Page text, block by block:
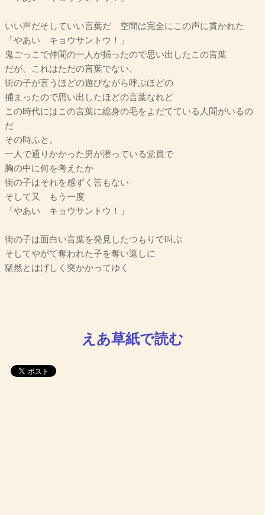
いい声だそしていい言葉だ 空間は完全にこの声に貫かれた
「やあい キョウサントウ！」
鬼ごっこで仲間の一人が捕ったので思い出したこの言葉
だが、これはただの言葉でない、
街の子が言うほどの遊びながら呼ぶほどの
捕まったので思い出したほどの言葉なれど
この時代にはこの言葉に総身の毛をよだてている人間がいるの
だ
その時ふと。
一人で通りかかった男が潜っている党員で
胸の中に何を考えたか
街の子はそれを感ずく筈もない
そして又 もう一度
「やあい キョウサントウ！」
街の子は面白い言葉を発見したつもりで叫ぶ
そしてやがて奪われた子を奪い返しに
猛然とはげしく突かかってゆく
えあ草紙で読む